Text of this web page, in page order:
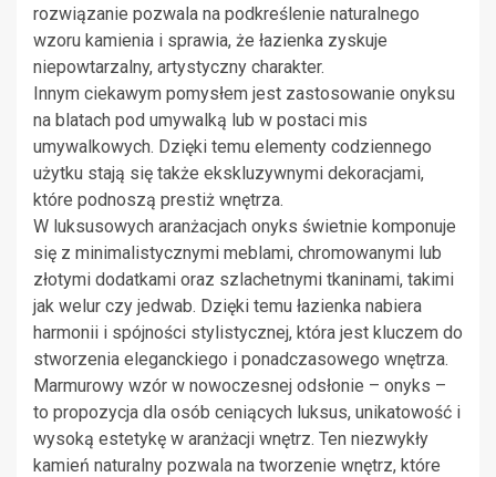
rozwiązanie pozwala na podkreślenie naturalnego
wzoru kamienia i sprawia, że łazienka zyskuje
niepowtarzalny, artystyczny charakter.
Innym ciekawym pomysłem jest zastosowanie onyksu
na blatach pod umywalką lub w postaci mis
umywalkowych. Dzięki temu elementy codziennego
użytku stają się także ekskluzywnymi dekoracjami,
które podnoszą prestiż wnętrza.
W luksusowych aranżacjach onyks świetnie komponuje
się z minimalistycznymi meblami, chromowanymi lub
złotymi dodatkami oraz szlachetnymi tkaninami, takimi
jak welur czy jedwab. Dzięki temu łazienka nabiera
harmonii i spójności stylistycznej, która jest kluczem do
stworzenia eleganckiego i ponadczasowego wnętrza.
Marmurowy wzór w nowoczesnej odsłonie – onyks –
to propozycja dla osób ceniących luksus, unikatowość i
wysoką estetykę w aranżacji wnętrz. Ten niezwykły
kamień naturalny pozwala na tworzenie wnętrz, które